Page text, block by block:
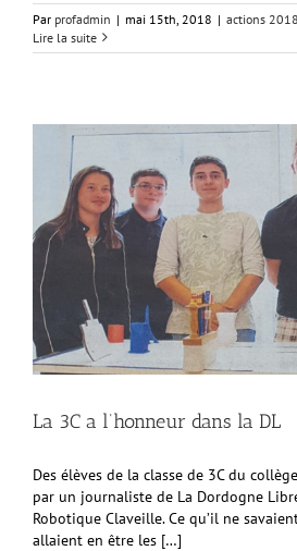
Par profadmin | mai 15th, 2018 | actions
Lire la suite
La 3C a l’honneur dans la DL
Des élèves de la classe de 3C du
par un journaliste de La Dordogne
Robotique Claveille. Ce qu’il ne
allaient en être les […]